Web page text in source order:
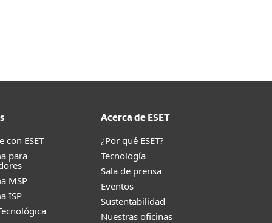
con ESET
para
MSP
ISP
Acerca de ESET
¿Por qué ESET?
Tecnología
Sala de prensa
Eventos
Sustentabilidad
Nuestras oficinas